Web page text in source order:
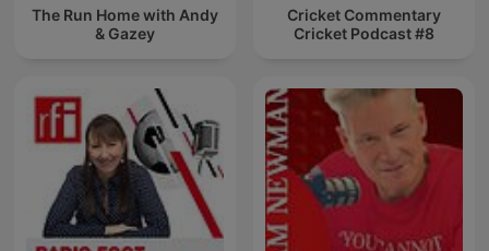
The Run Home with Andy
& Gazey
Cricket Commentary
Cricket Podcast #8